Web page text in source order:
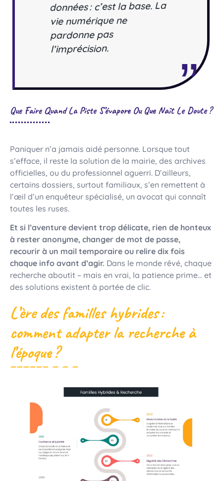
données : c’est la base. La
vie numérique ne
pardonne pas
l’imprécision.
Que Faire Quand La Piste S’évapore Ou Que Naît Le Doute ?
Paniquer n’a jamais aidé personne. Lorsque tout
s’efface, il reste la solution de la mairie, des archives
officielles, ou du professionnel aguerri. D’ailleurs,
certains dossiers, surtout familiaux, s’en remettent à
l’œil d’un enquêteur spécialisé, un avocat qui connaît
toutes les ruses.
Et si l’aventure devient trop délicate, rien de honteux
à rester anonyme, changer de mot de passe,
recourir à un mail temporaire ou relire dix fois
chaque info avant d’agir. Dans le monde rêvé, chaque
recherche aboutit – mais en vrai, la patience prime… et
des solutions existent à portée de clic.
L’ère des familles hybrides :
comment adapter la recherche à
l’époque ?